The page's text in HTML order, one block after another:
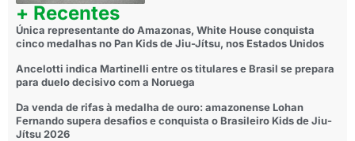
+ Recentes
Única representante do Amazonas, White House conquista
cinco medalhas no Pan Kids de Jiu-Jítsu, nos Estados Unidos
Ancelotti indica Martinelli entre os titulares e Brasil se prepara
para duelo decisivo com a Noruega
Da venda de rifas à medalha de ouro: amazonense Lohan
Fernando supera desafios e conquista o Brasileiro Kids de Jiu-
Jítsu 2026